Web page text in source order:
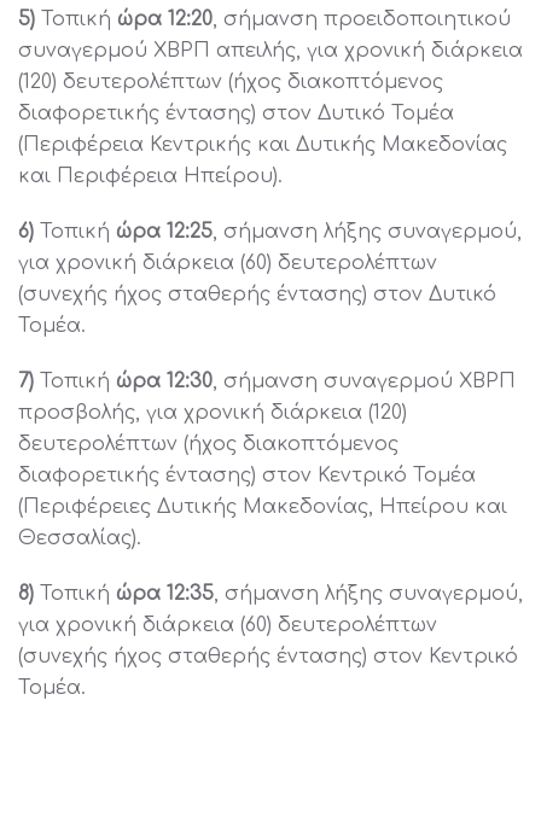
5) Τοπική ώρα 12:20, σήμανση προειδοποιητικού
συναγερμού ΧΒΡΠ απειλής, για χρονική διάρκεια
(120) δευτερολέπτων (ήχος διακοπτόμενος
διαφορετικής έντασης) στον Δυτικό Τομέα
(Περιφέρεια Κεντρικής και Δυτικής Μακεδονίας
και Περιφέρεια Ηπείρου).
6) Τοπική ώρα 12:25, σήμανση λήξης συναγερμού,
για χρονική διάρκεια (60) δευτερολέπτων
(συνεχής ήχος σταθερής έντασης) στον Δυτικό
Τομέα.
7) Τοπική ώρα 12:30, σήμανση συναγερμού ΧΒΡΠ
προσβολής, για χρονική διάρκεια (120)
δευτερολέπτων (ήχος διακοπτόμενος
διαφορετικής έντασης) στον Κεντρικό Τομέα
(Περιφέρειες Δυτικής Μακεδονίας, Ηπείρου και
Θεσσαλίας).
8) Τοπική ώρα 12:35, σήμανση λήξης συναγερμού,
για χρονική διάρκεια (60) δευτερολέπτων
(συνεχής ήχος σταθερής έντασης) στον Κεντρικό
Τομέα.